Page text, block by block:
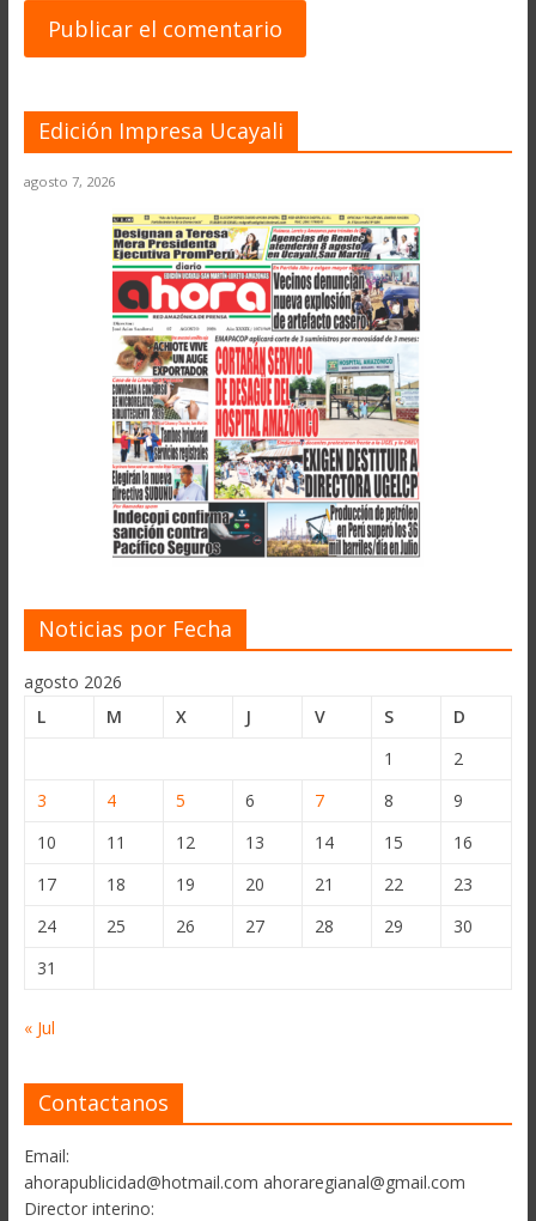
Edición Impresa Ucayali
agosto 7, 2026
Noticias por Fecha
agosto 2026
L
M X J V S
D
1
2
3
4 5 6 7 8
9
10
11 12 13 14 15
16
17
18 19 20 21 22
23
24
25 26 27 28 29
30
31
« Jul
Contactanos
Email:
ahorapublicidad@hotmail.com ahoraregianal@gmail.com
Director interino: